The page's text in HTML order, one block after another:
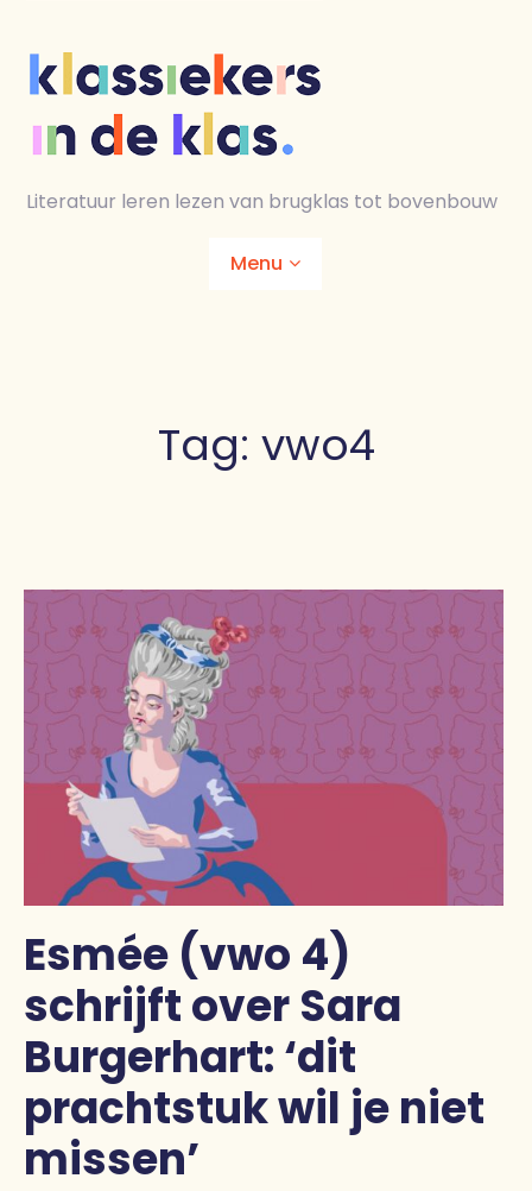
content
Literatuur leren lezen van brugklas tot bovenbouw
Menu
Contact
Tag: vwo4
Esmée (vwo 4)
schrijft over Sara
Burgerhart: ‘dit
prachtstuk wil je niet
missen’